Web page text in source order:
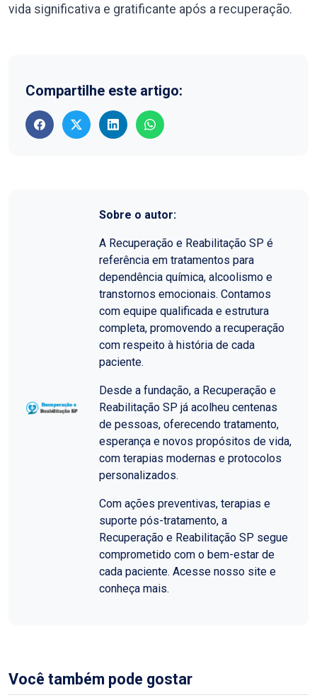
vida significativa e gratificante após a recuperação.
Compartilhe este artigo:
Sobre o autor:
A Recuperação e Reabilitação SP é
referência em tratamentos para
dependência química, alcoolismo e
transtornos emocionais. Contamos
com equipe qualificada e estrutura
completa, promovendo a recuperação
com respeito à história de cada
paciente.
Desde a fundação, a Recuperação e
Reabilitação SP já acolheu centenas
de pessoas, oferecendo tratamento,
esperança e novos propósitos de vida,
com terapias modernas e protocolos
personalizados.
Com ações preventivas, terapias e
suporte pós-tratamento, a
Recuperação e Reabilitação SP segue
comprometido com o bem-estar de
cada paciente. Acesse nosso site e
conheça mais.
Você também pode gostar